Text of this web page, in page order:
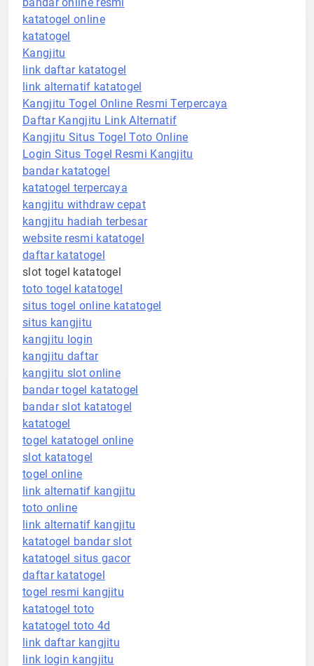
katatogel online
katatogel
Kangjitu
link daftar katatogel
link alternatif katatogel
Kangjitu Togel Online Resmi Terpercaya
Daftar Kangjitu Link Alternatif
Kangjitu Situs Togel Toto Online
Login Situs Togel Resmi Kangjitu
bandar katatogel
katatogel terpercaya
kangjitu withdraw cepat
kangjitu hadiah terbesar
website resmi katatogel
daftar katatogel
slot togel katatogel
toto togel katatogel
situs togel online katatogel
situs kangjitu
kangjitu login
kangjitu daftar
kangjitu slot online
bandar togel katatogel
bandar slot katatogel
katatogel
togel katatogel online
slot katatogel
togel online
link alternatif kangjitu
toto online
link alternatif kangjitu
katatogel bandar slot
katatogel situs gacor
daftar katatogel
togel resmi kangjitu
katatogel toto
katatogel toto 4d
link daftar kangjitu
link login kangjitu